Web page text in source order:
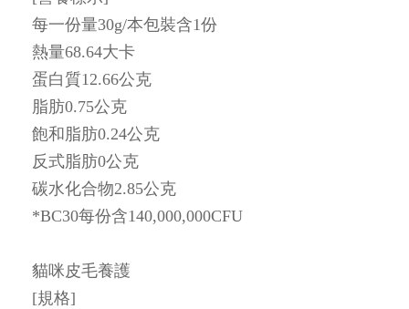
每一份量30g/本包裝含1份
熱量68.64大卡
蛋白質12.66公克
脂肪0.75公克
飽和脂肪0.24公克
反式脂肪0公克
碳水化合物2.85公克
*BC30每份含140,000,000CFU
貓咪皮毛養護
[規格]